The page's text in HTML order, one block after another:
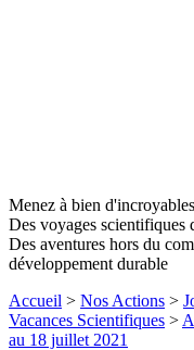
Menez à bien
Des voyages scientifiques
Des aventures hors du
développement durable
Accueil > Nos Actions >
Vacances Scientifiques >
au 18 juillet 2021